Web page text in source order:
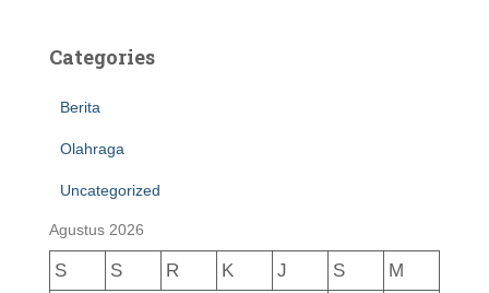
Categories
Berita
Olahraga
Uncategorized
Agustus 2026
S S R K J S M